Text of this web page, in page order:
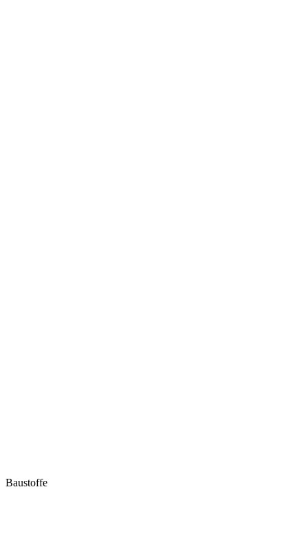
Baustoffe